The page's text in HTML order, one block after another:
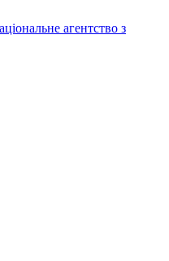
агентство з